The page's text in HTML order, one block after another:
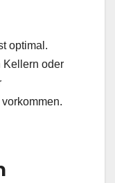
optimal.
Kellern oder